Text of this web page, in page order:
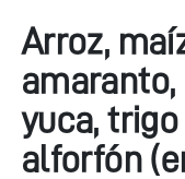
Arroz,
amaranto,
yuca,
alforfón